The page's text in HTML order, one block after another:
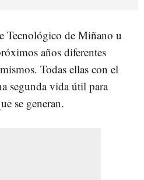
Tecnológico de Miñano u
años diferentes
Todas ellas con el
segunda vida útil para
se generan.